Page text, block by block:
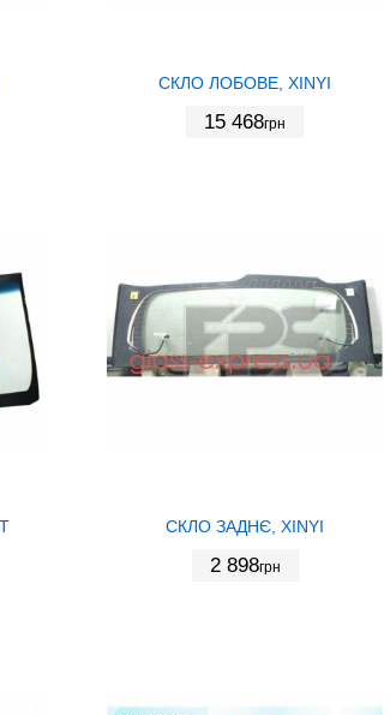
СКЛО ЛОБОВЕ, XINYI
15 468грн
СКЛО ЗАДНЄ, XINYI
2 898грн